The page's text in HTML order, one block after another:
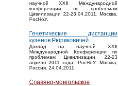
научной XXII Международной
конференции по проблемам
Цивилизации 22-23.04.2011, Москва,
РосНоУ.
Генетические дистанции
кузенов Рюриковичей
Доклад на научной XXII
Международной Конференции по
проблемам Цивилизации, 22-23
апреля 2011 года, РосНоУ, Москва,
Россия. 24.04.2011.
Славяно-монгольское